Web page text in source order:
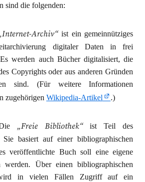
sind die folgenden:
Archiv“ist ein gemeinnütziges
digitaler Daten in frei
werden auch Bücher digitalisiert, die
Copyrights oder aus anderen Gründen
sind. (Für weitere Informationen
zugehörigen Wikipedia-Artikel .)
„Freie Bibliothek“ist Teil des
basiert auf einer bibliographischen
veröffentlichte Buch soll eine eigene
werden. Über einen bibliographischen
in vielen Fällen Zugriff auf ein